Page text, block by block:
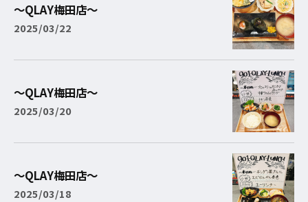
〜QLAY梅田店〜
2025/03/22
〜QLAY梅田店〜
2025/03/20
〜QLAY梅田店〜
2025/03/18